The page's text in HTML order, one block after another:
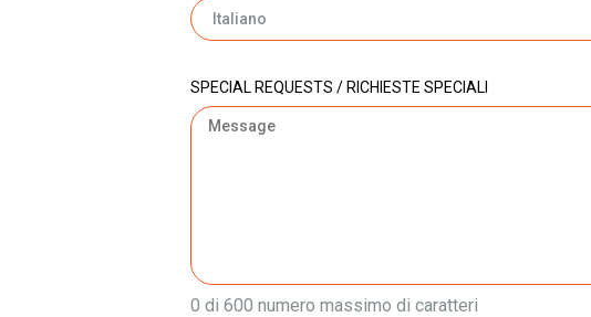
SPECIAL REQUESTS / RICHIESTE SPECIALI
0 di 600 numero massimo di caratteri